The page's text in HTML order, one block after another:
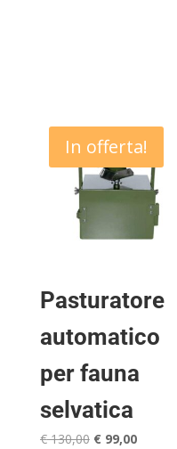
In offerta!
Pasturatore
automatico
per fauna
selvatica
€130,00 Il
€99,00Il